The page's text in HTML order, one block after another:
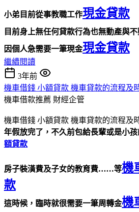
小弟目前從事教職工作現金貸款
目前身上無任何貸款行為也無動產與
因個人急需要一筆現金現金貸款
繼續閱讀
3年前
機車借錢 小額貸款 機車貸款的流程及
機車借款推薦 財經企管
機車借錢 小額貸款 機車貸款的流程及
年假放完了，不久前包給長輩或是小孩
額貸款
房子裝潢費及子女的教育費……等機
款
這時候，臨時就很需要一筆周轉金機